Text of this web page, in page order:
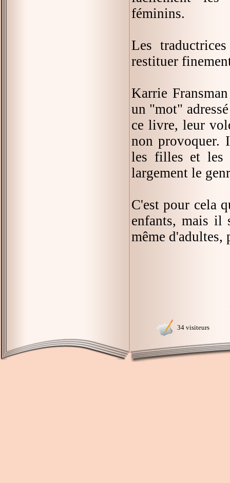
féminins.
Les
restituer
Karrie
un "mot"
ce livre, leur
non provoquer.
les filles et les
largement le
C'est pour cela
enfants, mais il
même d'adultes,
34 visiteurs